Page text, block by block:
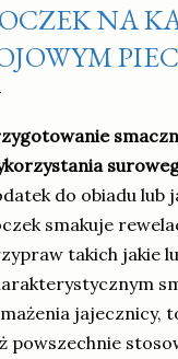
NA
do obiadu lub
smakuje
takich jakie
jajecznicy,
powszechnie